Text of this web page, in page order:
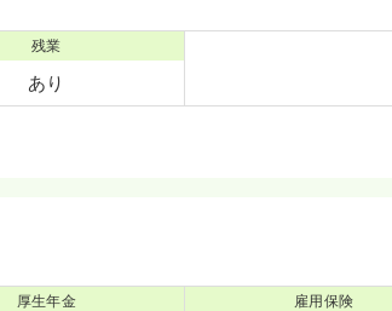
残業
あり
厚生年金 雇用保険